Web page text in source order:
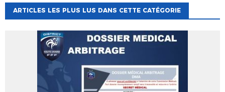
ARTICLES LES PLUS LUS DANS CETTE CATÉGORIE